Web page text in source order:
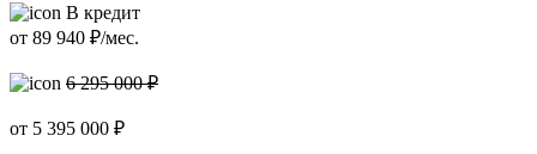
В кредит
от 89 940 ₽/мес.
6 295 000 ₽
от 5 395 000 ₽